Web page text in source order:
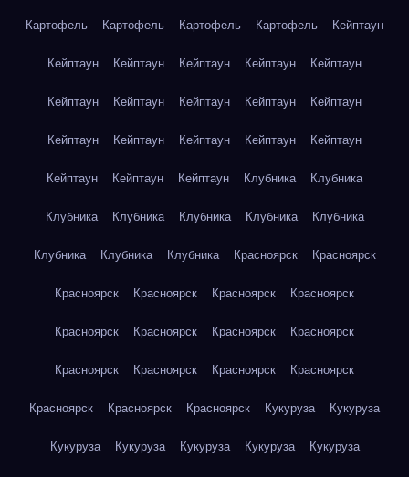
Картофель Картофель Картофель Картофель Кейптаун
Кейптаун Кейптаун Кейптаун Кейптаун Кейптаун
Кейптаун Кейптаун Кейптаун Кейптаун Кейптаун
Кейптаун Кейптаун Кейптаун Кейптаун Кейптаун
Кейптаун Кейптаун Кейптаун Клубника Клубника
Клубника Клубника Клубника Клубника Клубника
Клубника Клубника Клубника Красноярск Красноярск
Красноярск Красноярск Красноярск Красноярск
Красноярск Красноярск Красноярск Красноярск
Красноярск Красноярск Красноярск Красноярск
Красноярск Красноярск Красноярск Кукуруза Кукуруза
Кукуруза Кукуруза Кукуруза Кукуруза Кукуруза